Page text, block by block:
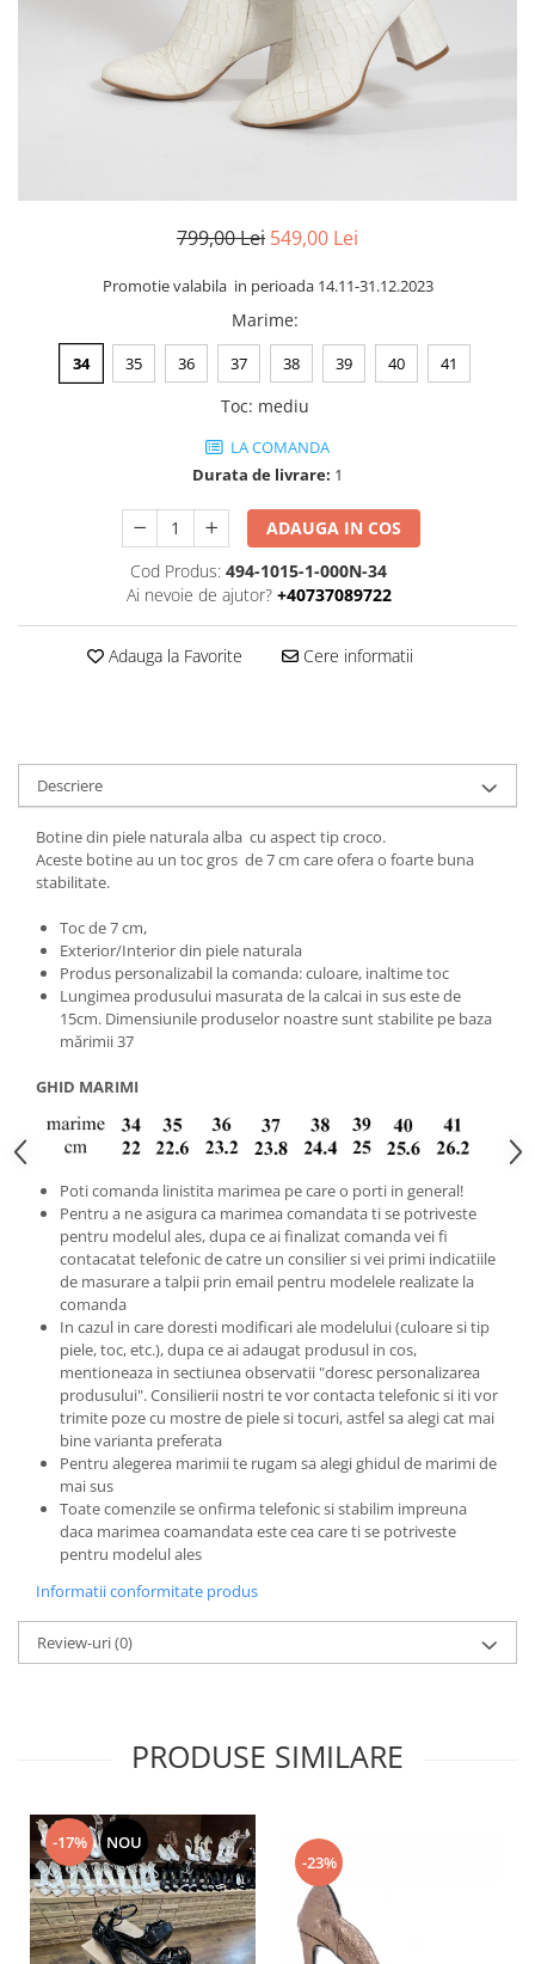
799,00 Lei 549,00 Lei
Promotie valabila in perioada 14.11-31.12.2023
Marime:
34 35 36 37 38 39 40 41
Toc: mediu
LA COMANDA
Durata de livrare: 1
ADAUGA IN COS
Cod Produs: 494-1015-1-000N-34
Ai nevoie de ajutor? +40737089722
Adauga la Favorite Cere informatii
Descriere
Botine din piele naturala alba cu aspect tip croco.
Aceste botine au un toc gros de 7 cm care ofera o foarte buna
stabilitate.
Toc de 7 cm,
Exterior/Interior din piele naturala
Produs personalizabil la comanda: culoare, inaltime toc
Lungimea produsului masurata de la calcai in sus este de
15cm. Dimensiunile produselor noastre sunt stabilite pe baza
mărimii 37
GHID MARIMI
Poti comanda linistita marimea pe care o porti in general!
Pentru a ne asigura ca marimea comandata ti se potriveste
pentru modelul ales, dupa ce ai finalizat comanda vei fi
contacatat telefonic de catre un consilier si vei primi indicatiile
de masurare a talpii prin email pentru modelele realizate la
comanda
In cazul in care doresti modificari ale modelului (culoare si tip
piele, toc, etc.), dupa ce ai adaugat produsul in cos,
mentioneaza in sectiunea observatii "doresc personalizarea
produsului". Consilierii nostri te vor contacta telefonic si iti vor
trimite poze cu mostre de piele si tocuri, astfel sa alegi cat mai
bine varianta preferata
Pentru alegerea marimii te rugam sa alegi ghidul de marimi de
mai sus
Toate comenzile se onfirma telefonic si stabilim impreuna
daca marimea coamandata este cea care ti se potriveste
pentru modelul ales
Informatii conformitate produs
Review-uri(0)
PRODUSE SIMILARE
-17% NOU
-23%